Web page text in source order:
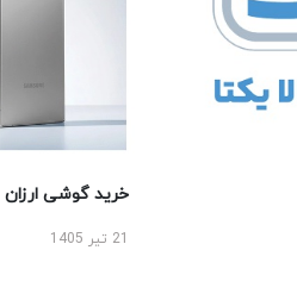
خرید گوشی ارزان